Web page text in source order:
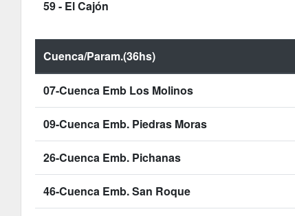
59 - El Cajón
Cuenca/Param.(36hs)
07-Cuenca Emb Los Molinos
09-Cuenca Emb. Piedras Moras
26-Cuenca Emb. Pichanas
46-Cuenca Emb. San Roque